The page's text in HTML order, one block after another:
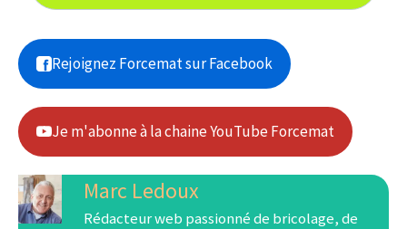
Rejoignez Forcemat sur Facebook
Je m'abonne à la chaine YouTube Forcemat
Marc Ledoux
Rédacteur web passionné de bricolage, de